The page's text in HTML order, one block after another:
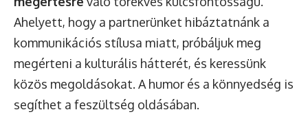
Ahelyett, hogy a partnerünket hibáztatnánk a
kommunikációs stílusa miatt, próbáljuk meg
megérteni a kulturális hátterét, és keressünk
közös megoldásokat. A humor és a könnyedség is
segíthet a feszültség oldásában.